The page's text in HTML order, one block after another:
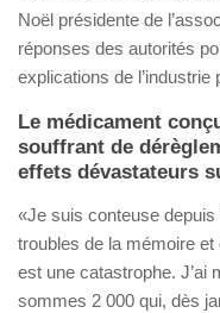
Noël présidente de
réponses des autorités
explications de
Le médicament
souffrant de
effets dévastateurs
«Je suis conteuse depuis
troubles de la mémoire
est une catastrophe. J’ai
sommes 2 000 qui, dès